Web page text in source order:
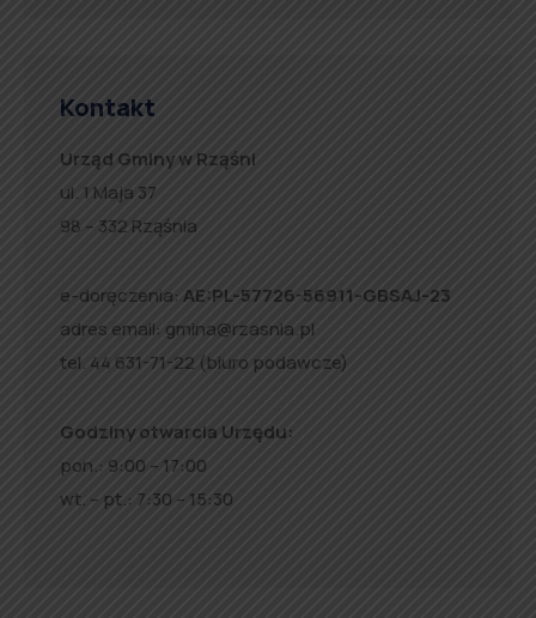
Kontakt
Urząd Gminy w Rząśni
ul. 1 Maja 37
98 – 332 Rząśnia
e-doręczenia: AE:PL-57726-56911-GBSAJ-23
adres email: gmina@rzasnia.pl
tel. 44 631-71-22 (biuro podawcze)
Godziny otwarcia Urzędu:
pon.: 9:00 – 17:00
wt. – pt.: 7:30 – 15:30